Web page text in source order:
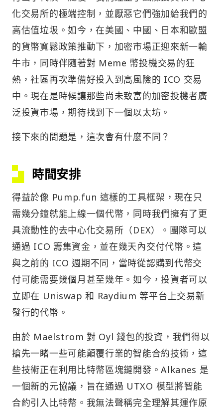
化交易所的極端控制，並厭惡它們強加給我們的
高估值垃圾。如今，在美國、中國、日本和歐盟
的貨幣寬鬆政策推動下，加密市場正迎來新一輪
牛市，同時伴隨著對 Meme 幣投機交易的狂
熱，社區再次準備好投入到高風險的 ICO 交易
中。現在是時候讓那些尚未致富的加密投機者廣
泛投資市場，期待找到下一個以太坊。
接下來的問題是，這次會有什麼不同？
時間安排
得益於像 Pump.fun 這樣的工具框架，現在只
需幾分鐘就能上線一個代幣，同時我們擁有了更
具流動性的去中心化交易所（DEX）。團隊可以
通過 ICO 籌集資金，並在幾天內交付代幣。這
與之前的 ICO 週期不同，當時從認購到代幣交
付可能需要幾個月甚至幾年。如今，投資者可以
立即在 Uniswap 和 Raydium 等平台上交易新
發行的代幣。
由於 Maelstrom 對 Oyl 錢包的投資，我們得以
搶先一睹一些可能顛覆行業的智能合約技術，這
些技術正在利用比特幣區塊鏈開發。Alkanes 是
一個新的元協議，旨在通過 UTXO 模型將智能
合約引入比特幣。我無法聲稱完全理解其運作原